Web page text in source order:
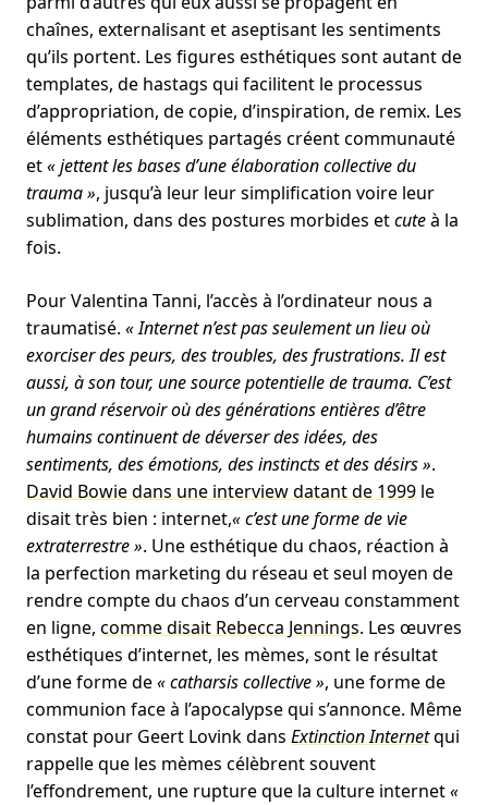
chaînes, externalisant et aseptisant les sentiments
qu’ils portent. Les figures esthétiques sont autant de
templates, de hastags qui facilitent le processus
d’appropriation, de copie, d’inspiration, de remix. Les
éléments esthétiques partagés créent communauté
et« jettent les bases d’une élaboration collective du
trauma », jusqu’à leur leur simplification voire leur
sublimation, dans des postures morbides etcuteà la
fois.
Pour Valentina Tanni, l’accès à l’ordinateur nous a
traumatisé. « Internet n’est pas seulement un lieu où
exorciser des peurs, des troubles, des frustrations. Il est
aussi, à son tour, une source potentielle de trauma. C’est
un grand réservoir où des générations entières d’être
humains continuent de déverser des idées, des
sentiments, des émotions, des instincts et des désirs ».
David Bowie dans une interview datant de 1999 le
disait très bien : internet,« c’est une forme de vie
extraterrestre ». Une esthétique du chaos, réaction à
la perfection marketing du réseau et seul moyen de
rendre compte du chaos d’un cerveau constamment
en ligne, comme disait Rebecca Jennings. Les œuvres
esthétiques d’internet, les mèmes, sont le résultat
d’une forme de« catharsis collective », une forme de
communion face à l’apocalypse qui s’annonce. Même
constat pour Geert Lovink dans Extinction Internetqui
rappelle que les mèmes célèbrent souvent
l’effondrement, une rupture que la culture internet«